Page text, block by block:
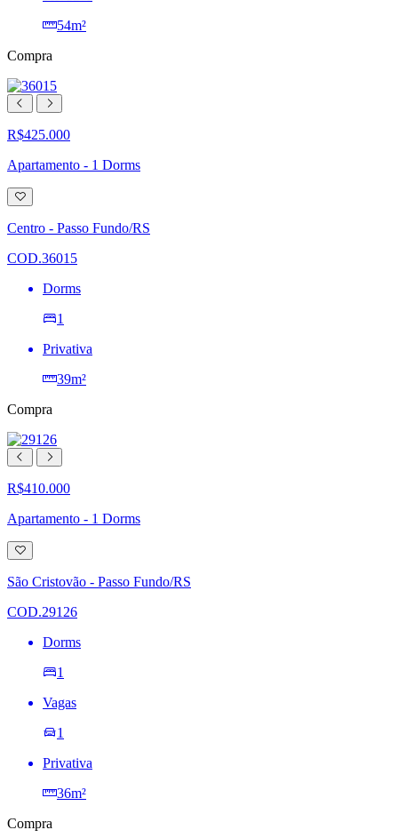
54m²
Compra
R$425.000
Apartamento - 1 Dorms
Adicionar
à
lista
de
Centro - Passo Fundo/RS
COD.36015
Dorms
1
Privativa
39m²
Compra
R$410.000
Apartamento - 1 Dorms
Adicionar
à
lista
de
São Cristovão - Passo Fundo/RS
COD.29126
Dorms
1
Vagas
1
Privativa
36m²
Compra